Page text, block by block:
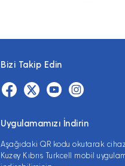
Bizi Takip Edin
Uygulamamızı İndirin
Aşağıdaki QR kodu okutarak
Kuzey Kıbrıs Turkcell mobil